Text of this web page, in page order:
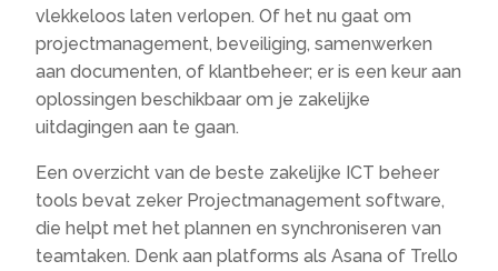
vlekkeloos laten verlopen. Of het nu gaat om
projectmanagement, beveiliging, samenwerken
aan documenten, of klantbeheer; er is een keur aan
oplossingen beschikbaar om je zakelijke
uitdagingen aan te gaan.
Een overzicht van de beste zakelijke ICT beheer
tools bevat zeker Projectmanagement software,
die helpt met het plannen en synchroniseren van
teamtaken. Denk aan platforms als Asana of Trello